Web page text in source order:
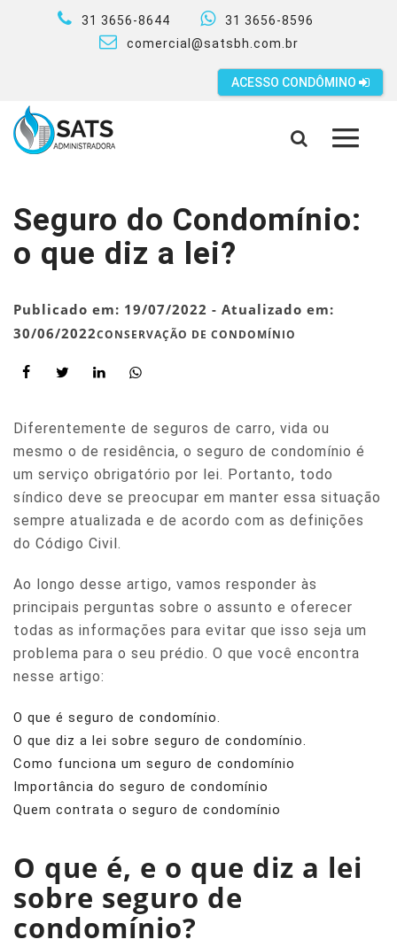
31 3656-8644
31 3656-8596
comercial@satsbh.com.br
ACESSO CONDÔMINO
MENU
Seguro do Condomínio:
o que diz a lei?
Publicado em: 19/07/2022 - Atualizado em:
30/06/2022CONSERVAÇÃO DE CONDOMÍNIO
Diferentemente de seguros de carro, vida ou
mesmo o de residência, o seguro de condomínio é
um serviço obrigatório por lei. Portanto, todo
síndico deve se preocupar em manter essa situação
sempre atualizada e de acordo com as definições
do Código Civil.
Ao longo desse artigo, vamos responder às
principais perguntas sobre o assunto e oferecer
todas as informações para evitar que isso seja um
problema para o seu prédio. O que você encontra
nesse artigo:
O que é seguro de condomínio.
O que diz a lei sobre seguro de condomínio.
Como funciona um seguro de condomínio
Importância do seguro de condomínio
Quem contrata o seguro de condomínio
O que é, e o que diz a lei
sobre seguro de
condomínio?